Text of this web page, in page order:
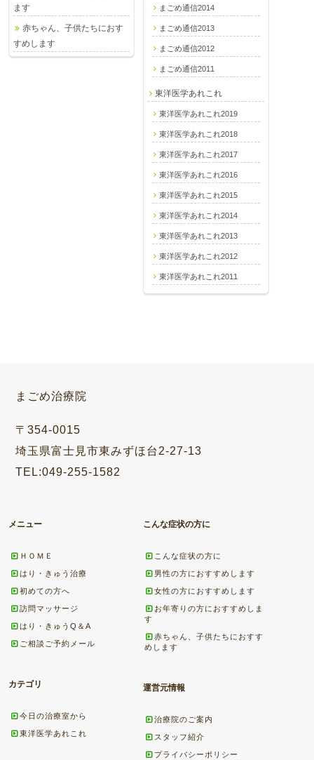
まごめ通信2014
まごめ通信2013
まごめ通信2012
まごめ通信2011
東洋医学あれこれ
東洋医学あれこれ2019
東洋医学あれこれ2018
東洋医学あれこれ2017
東洋医学あれこれ2016
東洋医学あれこれ2015
東洋医学あれこれ2014
東洋医学あれこれ2013
東洋医学あれこれ2012
東洋医学あれこれ2011
ます
赤ちゃん、子供たちにおす
すめします
まごめ治療院
〒354-0015
埼玉県富士見市東みずほ台2-27-13
TEL:049-255-1582
メニュー
ＨＯＭＥ
はり・きゅう治療
初めての方へ
訪問マッサージ
はり・きゅうQ＆A
ご相談ご予約メール
こんな症状の方に
こんな症状の方に
男性の方におすすめします
女性の方におすすめします
お年寄りの方におすすめしま
す
赤ちゃん、子供たちにおすす
めします
カテゴリ
今日の治療室から
東洋医学あれこれ
運営元情報
治療院のご案内
スタッフ紹介
プライバシーポリシー